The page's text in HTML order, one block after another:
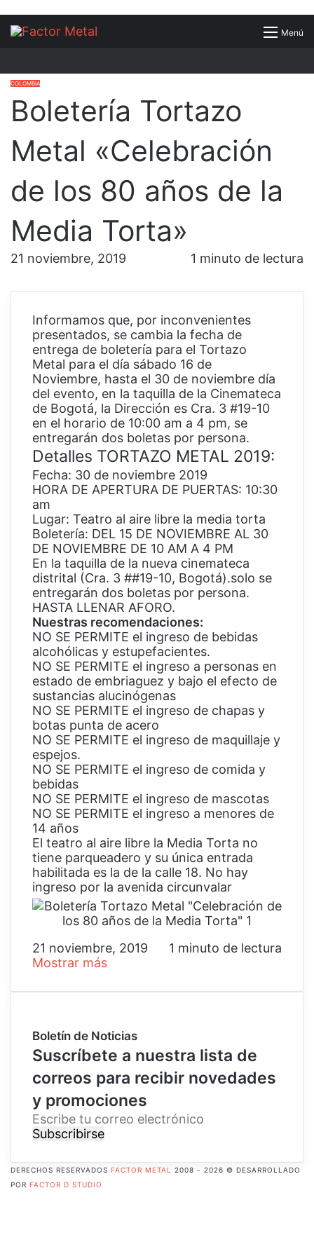
Menú
Buscar
COLOMBIA
Boletería Tortazo
Metal «Celebración
de los 80 años de la
Media Torta»
21 noviembre, 2019 1 minuto de lectura
Informamos que, por inconvenientes
presentados, se cambia la fecha de
entrega de boletería para el Tortazo
Metal para el día sábado 16 de
Noviembre, hasta el 30 de noviembre día
del evento, en la taquilla de la Cinemateca
de Bogotá, la Dirección es Cra. 3 #19-10
en el horario de 10:00 am a 4 pm, se
entregarán dos boletas por persona.
Detalles TORTAZO METAL 2019:
Fecha: 30 de noviembre 2019
HORA DE APERTURA DE PUERTAS: 10:30
am
Lugar: Teatro al aire libre la media torta
Boletería: DEL 15 DE NOVIEMBRE AL 30
DE NOVIEMBRE DE 10 AM A 4 PM
En la taquilla de la nueva cinemateca
distrital (Cra. 3 ##19-10, Bogotá).solo se
entregarán dos boletas por persona.
HASTA LLENAR AFORO.
Nuestras recomendaciones:
NO SE PERMITE el ingreso de bebidas
alcohólicas y estupefacientes.
NO SE PERMITE el ingreso a personas en
estado de embriaguez y bajo el efecto de
sustancias alucinógenas
NO SE PERMITE el ingreso de chapas y
botas punta de acero
NO SE PERMITE el ingreso de maquillaje y
espejos.
NO SE PERMITE el ingreso de comida y
bebidas
NO SE PERMITE el ingreso de mascotas
NO SE PERMITE el ingreso a menores de
14 años
El teatro al aire libre la Media Torta no
tiene parqueadero y su única entrada
habilitada es la de la calle 18. No hay
ingreso por la avenida circunvalar
21 noviembre, 2019
1 minuto de lectura
Mostrar más
Boletín de Noticias
Suscríbete a nuestra lista de
correos para recibir novedades
y promociones
E
s
r
DERECHOS RESERVADOS FACTOR METAL
2008 - 2026 © DESARROLLADO
POR FACTOR D STUDIO